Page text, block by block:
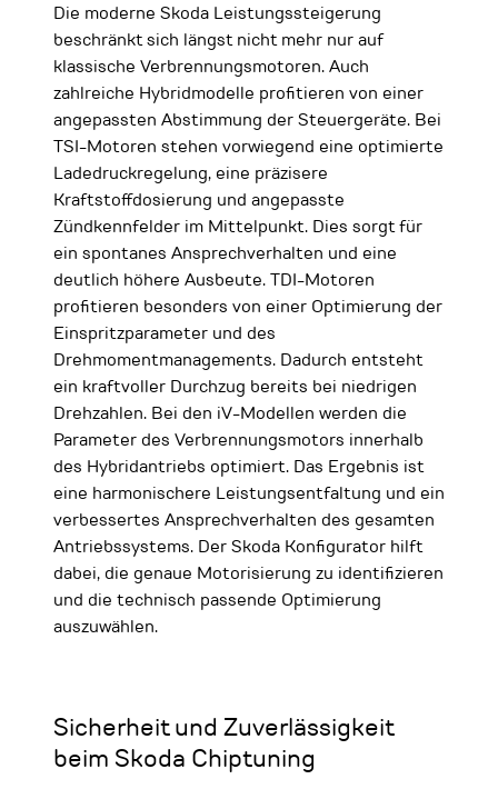
Die moderne Skoda Leistungssteigerung
beschränkt sich längst nicht mehr nur auf
klassische Verbrennungsmotoren. Auch
zahlreiche Hybridmodelle profitieren von einer
angepassten Abstimmung der Steuergeräte. Bei
TSI-Motoren stehen vorwiegend eine optimierte
Ladedruckregelung, eine präzisere
Kraftstoffdosierung und angepasste
Zündkennfelder im Mittelpunkt. Dies sorgt für
ein spontanes Ansprechverhalten und eine
deutlich höhere Ausbeute. TDI-Motoren
profitieren besonders von einer Optimierung der
Einspritzparameter und des
Drehmomentmanagements. Dadurch entsteht
ein kraftvoller Durchzug bereits bei niedrigen
Drehzahlen. Bei den iV-Modellen werden die
Parameter des Verbrennungsmotors innerhalb
des Hybridantriebs optimiert. Das Ergebnis ist
eine harmonischere Leistungsentfaltung und ein
verbessertes Ansprechverhalten des gesamten
Antriebssystems. Der Skoda Konfigurator hilft
dabei, die genaue Motorisierung zu identifizieren
und die technisch passende Optimierung
auszuwählen.
Sicherheit und Zuverlässigkeit
beim Skoda Chiptuning